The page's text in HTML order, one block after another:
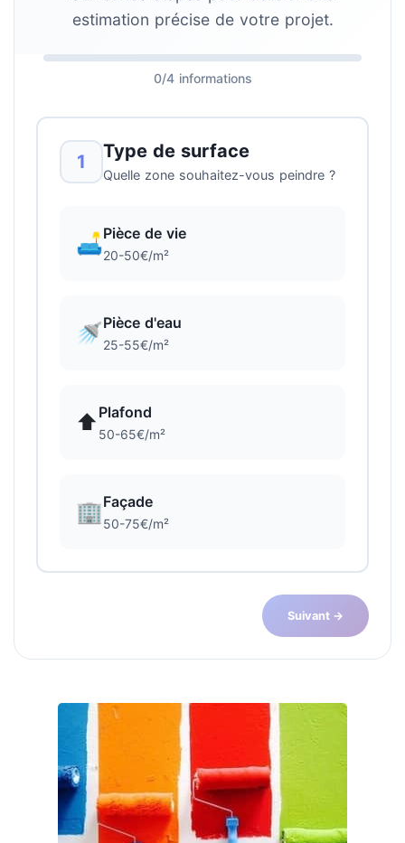
estimation précise de votre projet.
0/4 informations
1 Type de surface
Quelle zone souhaitez-vous peindre ?
🛋️Pièce de vie
20-50€/m²
🚿Pièce d'eau
25-55€/m²
⬆️ Plafond
50-65€/m²
🏢Façade
50-75€/m²
Suivant →